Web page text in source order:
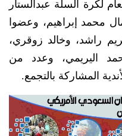
لكرة السلة عبدالستار
محمد إبراهيم، وعضوا
راشد، وخالد زوقري،
اليريمي، وعدد من
المشاركة بالتجمع.